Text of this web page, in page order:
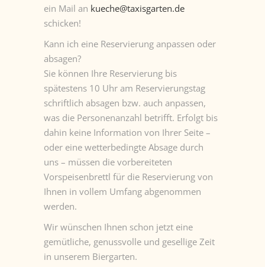
ein Mail an kueche@taxisgarten.de
schicken!
Kann ich eine Reservierung anpassen oder
absagen?
Sie können Ihre Reservierung bis
spätestens 10 Uhr am Reservierungstag
schriftlich absagen bzw. auch anpassen,
was die Personenanzahl betrifft. Erfolgt bis
dahin keine Information von Ihrer Seite –
oder eine wetterbedingte Absage durch
uns – müssen die vorbereiteten
Vorspeisenbrettl für die Reservierung von
Ihnen in vollem Umfang abgenommen
werden.
Wir wünschen Ihnen schon jetzt eine
gemütliche, genussvolle und gesellige Zeit
in unserem Biergarten.